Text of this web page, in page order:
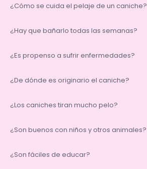
¿Cómo se cuida el pelaje de un caniche?
¿Hay que bañarlo todas las semanas?
¿Es propenso a sufrir enfermedades?
¿De dónde es originario el caniche?
¿Los caniches tiran mucho pelo?
¿Son buenos con niños y otros animales?
¿Son fáciles de educar?